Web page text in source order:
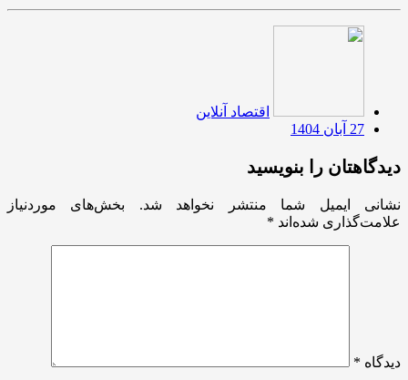
اقتصاد آنلاین
27 آبان 1404
دیدگاهتان را بنویسید
نشانی ایمیل شما منتشر نخواهد شد.
بخش‌های موردنیاز
علامت‌گذاری شده‌اند *
دیدگاه *